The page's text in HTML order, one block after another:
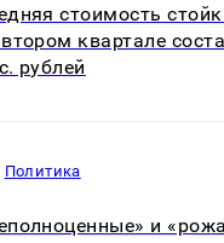
стоимость
квартале
рублей
Политика
и